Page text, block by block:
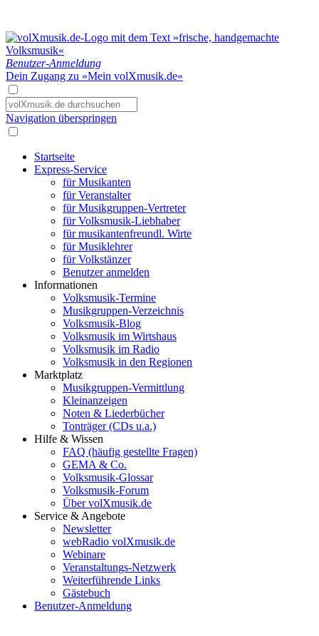
Benutzer-Anmeldung
Dein Zugang zu »Mein volXmusik.de«
Navigation überspringen
Startseite
Express-Service
für Musikanten
für Veranstalter
für Musikgruppen-Vertreter
für Volksmusik-Liebhaber
für musikantenfreundl. Wirte
für Musiklehrer
für Volkstänzer
Benutzer anmelden
Informationen
Volksmusik-Termine
Musikgruppen-Verzeichnis
Volksmusik-Blog
Volksmusik im Wirtshaus
Volksmusik im Radio
Volksmusik in den Regionen
Marktplatz
Musikgruppen-Vermittlung
Kleinanzeigen
Noten & Liederbücher
Tonträger (CDs u.a.)
Hilfe & Wissen
FAQ (häufig gestellte Fragen)
GEMA & Co.
Volksmusik-Glossar
Volksmusik-Forum
Über volXmusik.de
Service & Angebote
Newsletter
webRadio volXmusik.de
Webinare
Veranstaltungs-Netzwerk
Weiterführende Links
Gästebuch
Benutzer-Anmeldung